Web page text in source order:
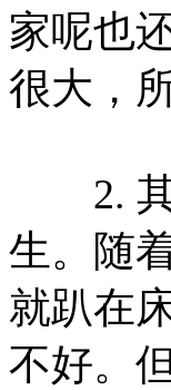
家呢也
很大，
2. 其
生。随
就趴在
不好。